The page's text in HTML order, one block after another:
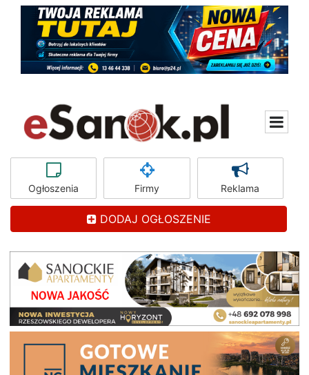
Ogłoszenia Firmy Reklama
DODAJ OGŁOSZENIE